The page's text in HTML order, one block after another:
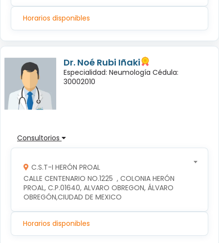
Horarios disponibles
Dr. Noé Rubi Iñaki
Especialidad: Neumología Cédula:
30002010
Consultorios
C.S.T-I HERÓN PROAL
CALLE CENTENARIO NO.1225  , COLONIA HERÓN
PROAL, C.P.01640, ALVARO OBREGON, ÁLVARO
OBREGÓN,CIUDAD DE MEXICO
Horarios disponibles